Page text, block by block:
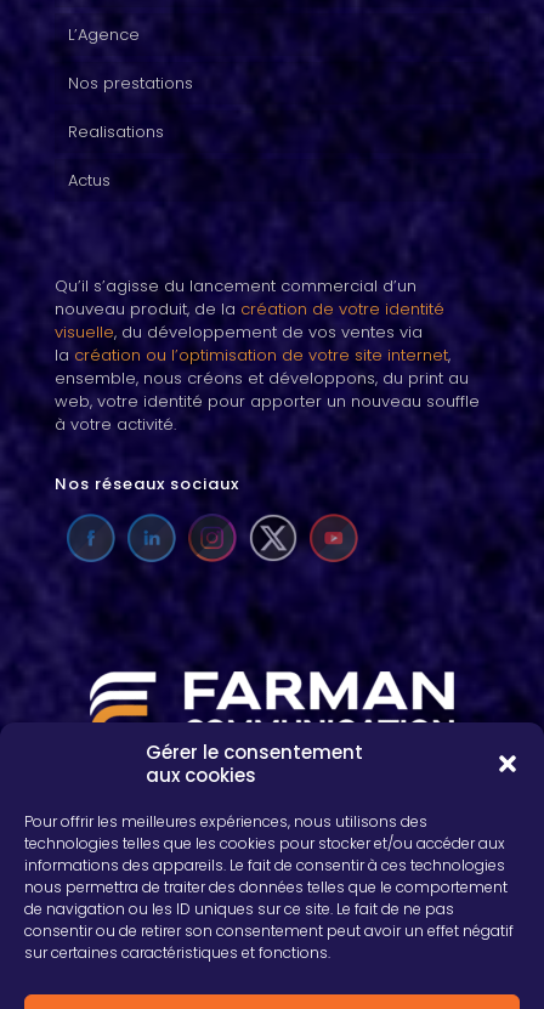
Gérer le consentement
aux cookies
Pour offrir les meilleures expériences, nous utilisons des
technologies telles que les cookies pour stocker et/ou accéder aux
informations des appareils. Le fait de consentir à ces technologies
nous permettra de traiter des données telles que le comportement
de navigation ou les ID uniques sur ce site. Le fait de ne pas
consentir ou de retirer son consentement peut avoir un effet négatif
sur certaines caractéristiques et fonctions.
L’Agence
Nos prestations
Realisations
Actus
Qu’il s’agisse du lancement commercial d’un
nouveau produit, de la création de votre identité
visuelle, du développement de vos ventes via
la création ou l’optimisation de votre site internet,
ensemble, nous créons et développons, du print au
web, votre identité pour apporter un nouveau souffle
à votre activité.
Nos réseaux sociaux
51664 REIMS cedex
03 26 04 75 24